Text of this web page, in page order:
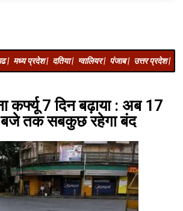
| मध्य प्रदेश | दतिया | ग्वालियर | पंजाब | उत्तर प्रदेश |
कर्फ्यू 7 दिन बढ़ाया : अब 17
तक सबकुछ रहेगा बंद